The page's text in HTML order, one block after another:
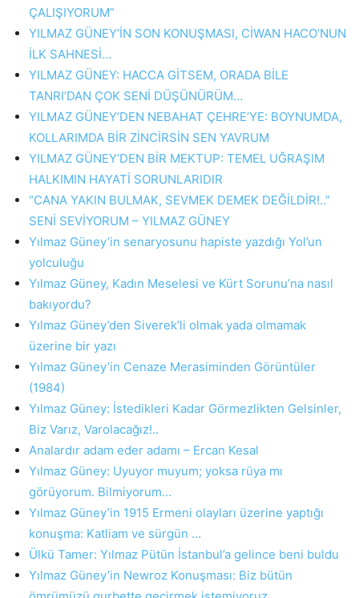
ÇALIŞIYORUM”
YILMAZ GÜNEY’İN SON KONUŞMASI, CİWAN HACO’NUN
İLK SAHNESİ…
YILMAZ GÜNEY: HACCA GİTSEM, ORADA BİLE
TANRI’DAN ÇOK SENİ DÜŞÜNÜRÜM…
YILMAZ GÜNEY’DEN NEBAHAT ÇEHRE’YE: BOYNUMDA,
KOLLARIMDA BİR ZİNCİRSİN SEN YAVRUM
YILMAZ GÜNEY’DEN BİR MEKTUP: TEMEL UĞRAŞIM
HALKIMIN HAYATİ SORUNLARIDIR
“CANA YAKIN BULMAK, SEVMEK DEMEK DEĞİLDİR!..”
SENİ SEVİYORUM – YILMAZ GÜNEY
Yılmaz Güney’in senaryosunu hapiste yazdığı Yol’un
yolculuğu
Yılmaz Güney, Kadın Meselesi ve Kürt Sorunu’na nasıl
bakıyordu?
Yılmaz Güney’den Siverek’li olmak yada olmamak
üzerine bir yazı
Yılmaz Güney’in Cenaze Merasiminden Görüntüler
(1984)
Yılmaz Güney: İstedikleri Kadar Görmezlikten Gelsinler,
Biz Varız, Varolacağız!..
Analardır adam eder adamı – Ercan Kesal
Yılmaz Güney: Uyuyor muyum; yoksa rüya mı
görüyorum. Bilmiyorum…
Yılmaz Güney’in 1915 Ermeni olayları üzerine yaptığı
konuşma: Katliam ve sürgün …
Ülkü Tamer: Yılmaz Pütün İstanbul’a gelince beni buldu
Yılmaz Güney’in Newroz Konuşması: Biz bütün